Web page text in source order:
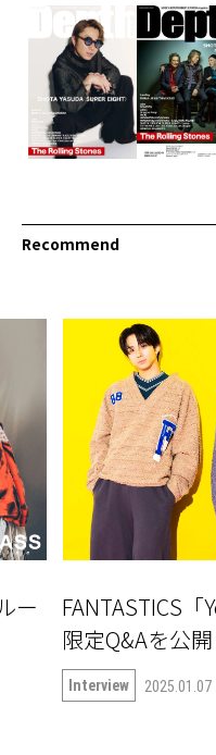
Recommend
ー
FANTASTICS
限定Q&Aを公開
Interview 2025.01.07